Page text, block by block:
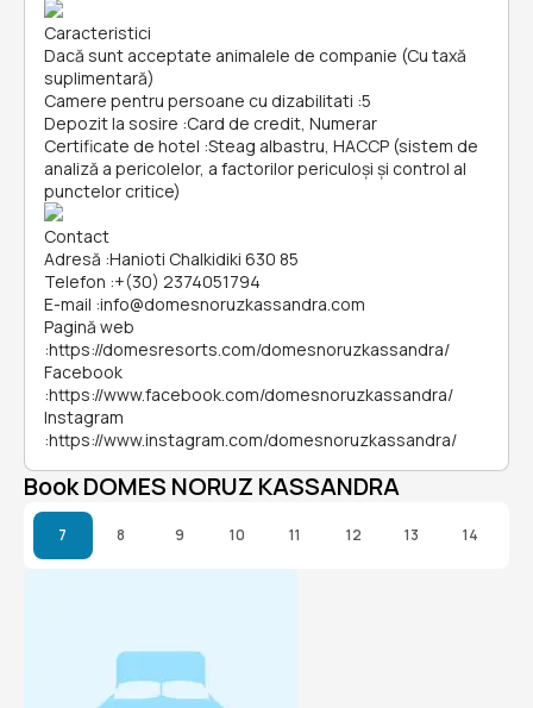
Caracteristici
Dacă sunt acceptate animalele de companie (Cu taxă
suplimentară)
Camere pentru persoane cu dizabilitati :5
Depozit la sosire :Card de credit, Numerar
Certificate de hotel :Steag albastru, HACCP (sistem de
analiză a pericolelor, a factorilor periculoşi și control al
punctelor critice)
Contact
Adresă :Hanioti Chalkidiki 630 85
Telefon :+(30) 2374051794
E-mail :info@domesnoruzkassandra.com
Pagină web
:https://domesresorts.com/domesnoruzkassandra/
Facebook
:https://www.facebook.com/domesnoruzkassandra/
Instagram
:https://www.instagram.com/domesnoruzkassandra/
Book DOMES NORUZ KASSANDRA
7 8 9 10 11 12 13 14